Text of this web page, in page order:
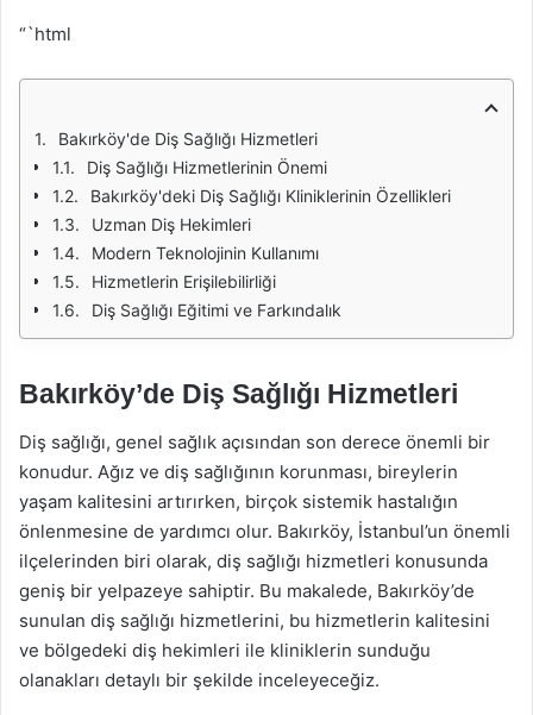
“`html
Bakırköy'de Diş Sağlığı Hizmetleri
Diş Sağlığı Hizmetlerinin Önemi
Bakırköy'deki Diş Sağlığı Kliniklerinin Özellikleri
Uzman Diş Hekimleri
Modern Teknolojinin Kullanımı
Hizmetlerin Erişilebilirliği
Diş Sağlığı Eğitimi ve Farkındalık
Bakırköy’de Diş Sağlığı Hizmetleri
Diş sağlığı, genel sağlık açısından son derece önemli bir
konudur. Ağız ve diş sağlığının korunması, bireylerin
yaşam kalitesini artırırken, birçok sistemik hastalığın
önlenmesine de yardımcı olur. Bakırköy, İstanbul’un önemli
ilçelerinden biri olarak, diş sağlığı hizmetleri konusunda
geniş bir yelpazeye sahiptir. Bu makalede, Bakırköy’de
sunulan diş sağlığı hizmetlerini, bu hizmetlerin kalitesini
ve bölgedeki diş hekimleri ile kliniklerin sunduğu
olanakları detaylı bir şekilde inceleyeceğiz.